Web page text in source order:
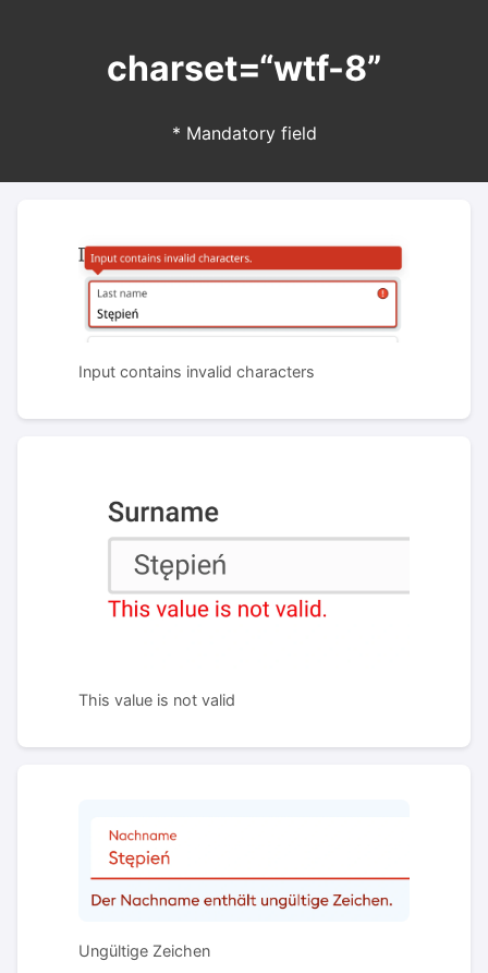
charset=“wtf-8”
* Mandatory field
Input contains invalid characters
This value is not valid
Ungültige Zeichen